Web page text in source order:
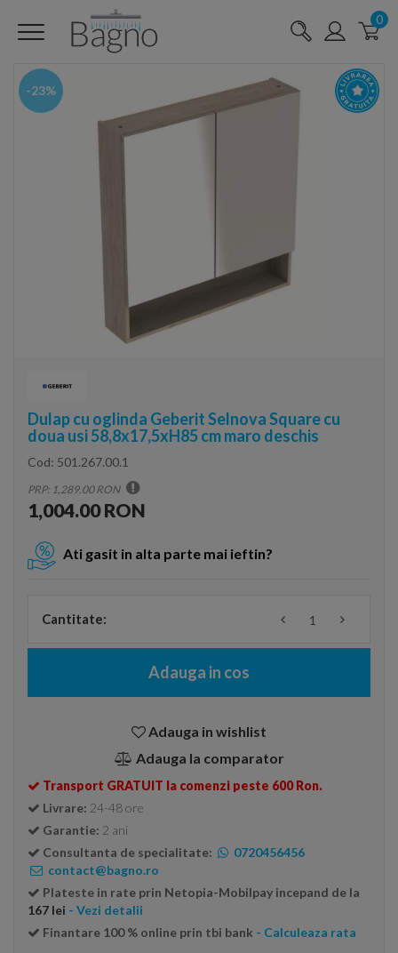
0
-23%
Dulap cu oglinda Geberit Selnova Square cu
doua usi 58,8x17,5xH85 cm maro deschis
Cod: 501.267.00.1
PRP: 1,289.00 RON
1,004.00 RON
Ati gasit in alta parte mai ieftin?
Cantitate:
Adauga in cos
Adauga in wishlist
Adauga la comparator
Transport GRATUIT la comenzi peste 600 Ron.
Livrare: 24-48 ore
Garantie: 2 ani
Consultanta de specialitate:
0720456456
contact@bagno.ro
Plateste in rate prin Netopia-Mobilpay incepand de la
167 lei - Vezi detalii
Finantare 100 % online prin tbi bank - Calculeaza rata